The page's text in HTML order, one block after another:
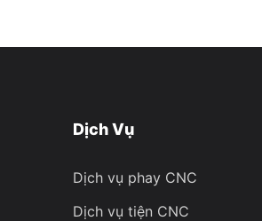
Dịch Vụ
Dịch vụ phay CNC
Dịch vụ tiện CNC